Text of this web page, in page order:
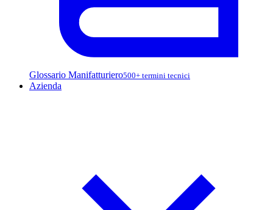
Glossario Manifatturiero500+ termini tecnici
Azienda